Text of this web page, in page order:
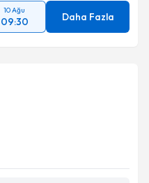
10 Ağu
09:30 Daha Fazla